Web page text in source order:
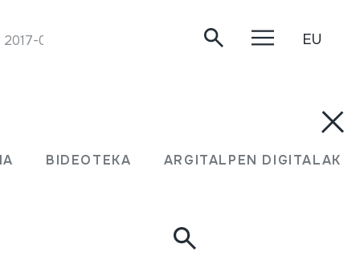
BIDEOTEKA ARGITALPEN DIGITALAK
07-09.
EU